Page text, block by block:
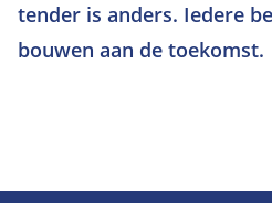
tender is anders. Iedere
bouwen aan de toekomst.